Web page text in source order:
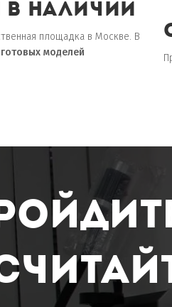
в наличии
площадка в Москве. В
готовых моделей